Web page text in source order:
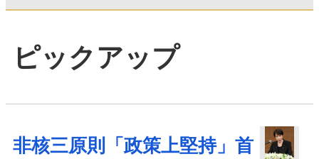
ピックアップ
非核三原則「政策上堅持」首